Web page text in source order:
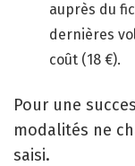
auprès du
dernières
coût (18 €).
Pour une
modalités ne
saisi.